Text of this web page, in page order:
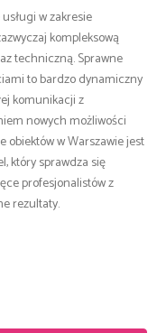
w zakresie
kompleksową
techniczną. Sprawne
to bardzo dynamiczny
komunikacji z
nowych możliwości
obiektów w Warszawie jest
który sprawdza się
profesjonalistów z
rezultaty.